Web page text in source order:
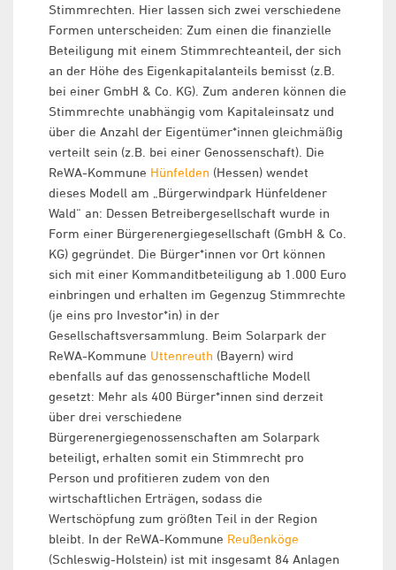
Stimmrechten. Hier lassen sich zwei verschiedene
Formen unterscheiden: Zum einen die finanzielle
Beteiligung mit einem Stimmrechteanteil, der sich
an der Höhe des Eigenkapitalanteils bemisst (z.B.
bei einer GmbH & Co. KG). Zum anderen können die
Stimmrechte unabhängig vom Kapitaleinsatz und
über die Anzahl der Eigentümer*innen gleichmäßig
verteilt sein (z.B. bei einer Genossenschaft). Die
ReWA-Kommune Hünfelden (Hessen) wendet
dieses Modell am „Bürgerwindpark Hünfeldener
Wald“ an: Dessen Betreibergesellschaft wurde in
Form einer Bürgerenergiegesellschaft (GmbH & Co.
KG) gegründet. Die Bürger*innen vor Ort können
sich mit einer Kommanditbeteiligung ab 1.000 Euro
einbringen und erhalten im Gegenzug Stimmrechte
(je eins pro Investor*in) in der
Gesellschaftsversammlung. Beim Solarpark der
ReWA-Kommune Uttenreuth (Bayern) wird
ebenfalls auf das genossenschaftliche Modell
gesetzt: Mehr als 400 Bürger*innen sind derzeit
über drei verschiedene
Bürgerenergiegenossenschaften am Solarpark
beteiligt, erhalten somit ein Stimmrecht pro
Person und profitieren zudem von den
wirtschaftlichen Erträgen, sodass die
Wertschöpfung zum größten Teil in der Region
bleibt. In der ReWA-Kommune Reußenköge
(Schleswig-Holstein) ist mit insgesamt 84 Anlagen